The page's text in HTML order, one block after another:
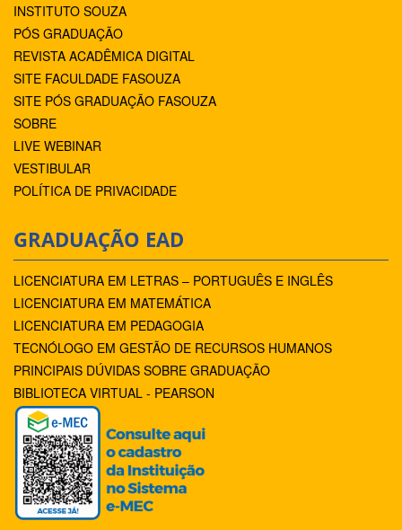
INSTITUTO SOUZA
PÓS GRADUAÇÃO
REVISTA ACADÊMICA DIGITAL
SITE FACULDADE FASOUZA
SITE PÓS GRADUAÇÃO FASOUZA
SOBRE
LIVE WEBINAR
VESTIBULAR
POLÍTICA DE PRIVACIDADE
GRADUAÇÃO EAD
LICENCIATURA EM LETRAS – PORTUGUÊS E INGLÊS
LICENCIATURA EM MATEMÁTICA
LICENCIATURA EM PEDAGOGIA
TECNÓLOGO EM GESTÃO DE RECURSOS HUMANOS
PRINCIPAIS DÚVIDAS SOBRE GRADUAÇÃO
BIBLIOTECA VIRTUAL - PEARSON